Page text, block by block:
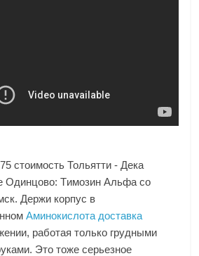
стоимость Тольятти - Дека
Одинцово: Tимозин Альфа со
Держи корпус в
Аминокислота доставка
работая только грудными
Это тоже серьезное